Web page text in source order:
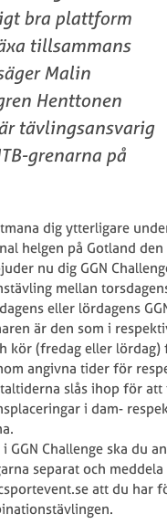
bra plattform
tillsammans
Malin
Henttonen
tävlingsansvarig
grenarna på
dig ytterligare
helgen på Gotland
nu dig GGN
mellan torsdagens
eller lördagens
är den som i
kör (fredag eller lördag)
angivna tider för
slås ihop för att
i dam-
GGN Challenge ska du
separat och meddela
att du har